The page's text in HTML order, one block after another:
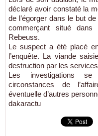
déclaré avoir constaté la
de l’égorger dans le but
commerçant situé
Rebeuss.
Le suspect a été placé
l’enquête. La viande
destruction par les
Les investigations se
circonstances de
éventuelle d’autres
dakaractu